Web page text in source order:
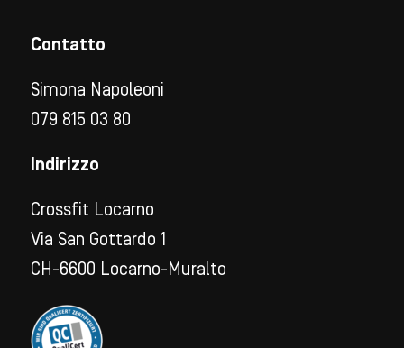
Contatto
Simona Napoleoni
079 815 03 80
Indirizzo
Crossfit Locarno
Via San Gottardo 1
CH-6600 Locarno-Muralto